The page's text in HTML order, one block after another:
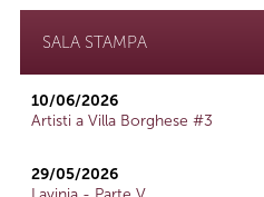
SALA STAMPA
10/06/2026
Artisti a Villa Borghese #3
29/05/2026